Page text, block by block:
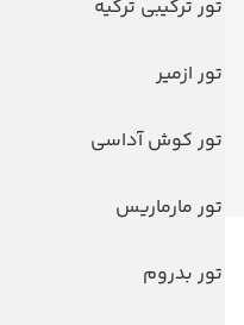
تور ترکیبی ترکیه
تور ازمیر
تور کوش آداسی
تور مارماریس
تور بدروملینک های مفید